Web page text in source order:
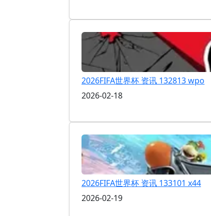
2026FIFA世界杯 资讯 132813 wpo
2026-02-18
2026FIFA世界杯 资讯 133101 x44
2026-02-19